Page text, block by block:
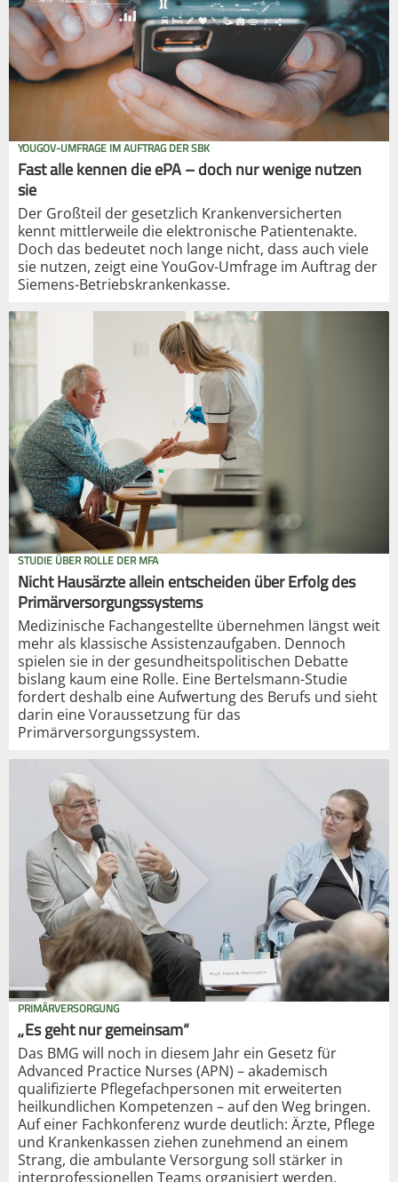
YOUGOV-UMFRAGE IM AUFTRAG DER SBK
Fast alle kennen die ePA – doch nur wenige nutzen
sie
Der Großteil der gesetzlich Krankenversicherten
kennt mittlerweile die elektronische Patientenakte.
Doch das bedeutet noch lange nicht, dass auch viele
sie nutzen, zeigt eine YouGov-Umfrage im Auftrag der
Siemens-Betriebskrankenkasse.
STUDIE ÜBER ROLLE DER MFA
Nicht Hausärzte allein entscheiden über Erfolg des
Primärversorgungssystems
Medizinische Fachangestellte übernehmen längst weit
mehr als klassische Assistenzaufgaben. Dennoch
spielen sie in der gesundheitspolitischen Debatte
bislang kaum eine Rolle. Eine Bertelsmann-Studie
fordert deshalb eine Aufwertung des Berufs und sieht
darin eine Voraussetzung für das
Primärversorgungssystem.
PRIMÄRVERSORGUNG
„Es geht nur gemeinsam“
Das BMG will noch in diesem Jahr ein Gesetz für
Advanced Practice Nurses (APN) – akademisch
qualifizierte Pflegefachpersonen mit erweiterten
heilkundlichen Kompetenzen – auf den Weg bringen.
Auf einer Fachkonferenz wurde deutlich: Ärzte, Pflege
und Krankenkassen ziehen zunehmend an einem
Strang, die ambulante Versorgung soll stärker in
interprofessionellen Teams organisiert werden.